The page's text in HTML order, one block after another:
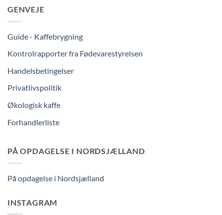
GENVEJE
Guide - Kaffebrygning
Kontrolrapporter fra Fødevarestyrelsen
Handelsbetingelser
Privatlivspolitik
Økologisk kaffe
Forhandlerliste
PÅ OPDAGELSE I NORDSJÆLLAND
På opdagelse i Nordsjælland
INSTAGRAM